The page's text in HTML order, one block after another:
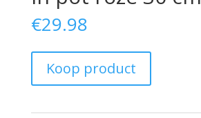
€29.98
Koop product